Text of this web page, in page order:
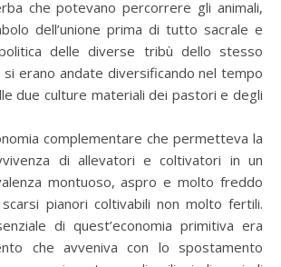
che potevano percorrere gli animali,
dell’unione prima di tutto sacrale e
delle diverse tribù dello stesso
erano andate diversificando nel tempo
due culture materiali dei pastori e degli
complementare che permetteva la
di allevatori e coltivatori in un
montuoso, aspro e molto freddo
pianori coltivabili non molto fertili.
di quest’economia primitiva era
che avveniva con lo spostamento